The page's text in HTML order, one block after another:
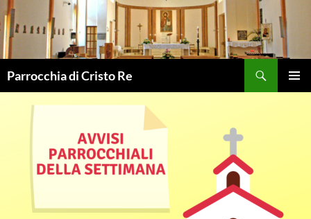
Vai
al
contenuto
Parrocchia di Cristo Re